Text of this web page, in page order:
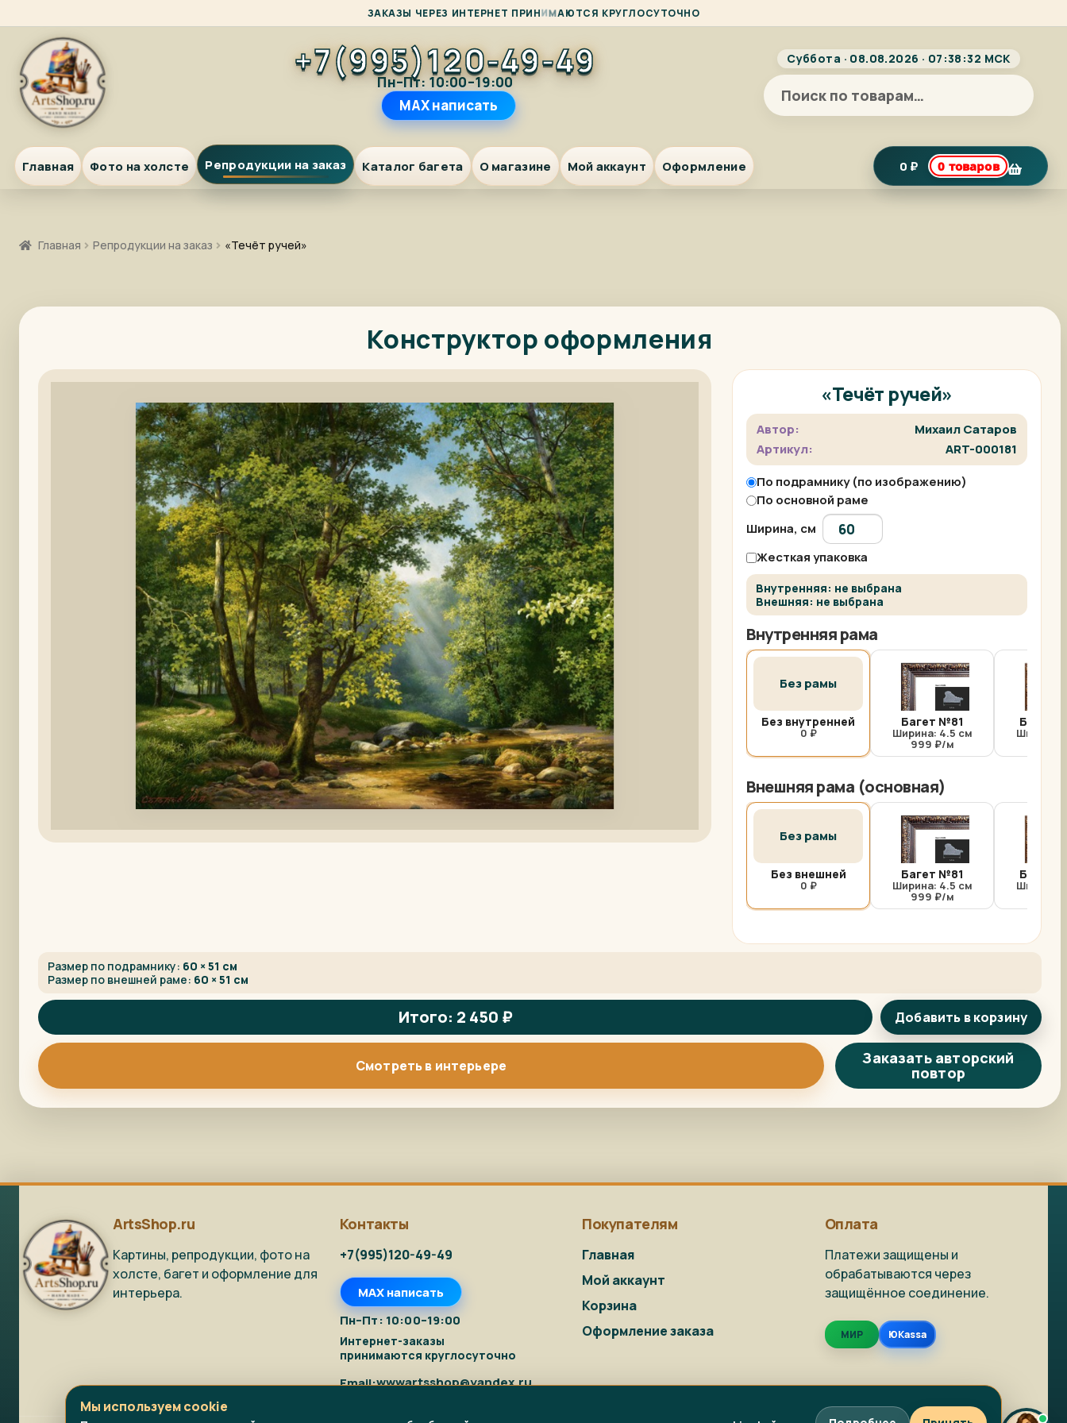
ЗАКАЗЫ ЧЕРЕЗ ИНТЕРНЕТ ПРИНИМАЮТСЯ КРУГЛОСУТОЧНО
Перейти
к
навигации
Перейти
к
содержимому
+7(995)120-49-49
Пн–Пт: 10:00–19:00
MAX написать
Суббота · 08.08.2026 · 07:38:33 МСК
Искать:
Главная Фото на холсте Репродукции на заказ Каталог багета О магазине Мой аккаунт Оформление 0 ₽ 0 товаров
Главная Репродукции на заказ «Течёт ручей»
Конструктор оформления
«Течёт ручей»
Автор:
Михаил Сатаров
Артикул:
ART-000181
По подрамнику (по изображению)
По основной раме
Ширина, см
Жесткая упаковка
Внутренняя: не выбрана
Внешняя: не выбрана
Внутренняя рама
Без рамы
Без внутренней
0 ₽
Багет №81
Ширина: 4.5 см
999 ₽/м
Багет
Ширина:
Внешняя рама (основная)
Без рамы
Без внешней
0 ₽
Багет №81
Ширина: 4.5 см
999 ₽/м
Багет
Ширина:
Размер по подрамнику: 60 × 51 см
Размер по внешней раме: 60 × 51 см
Итого: 2 450 ₽ Добавить в корзину
Смотреть в интерьере Заказать авторский
повтор
ArtsShop.ru
Картины, репродукции, фото на
холсте, багет и оформление для
интерьера.
Контакты
+7(995)120-49-49
MAX написать
Пн–Пт: 10:00–19:00
Интернет-заказы
принимаются круглосуточно
Email:wwwartsshop@yandex.ru
Покупателям
Главная
Мой аккаунт
Корзина
Оформление заказа
Оплата
Платежи защищены и
обрабатываются через
защищённое соединение.
МИР ЮKassa
Арт-помощница
ArtsShop.ru
Фото на холсте
Написать в MAX
Мы используем cookie